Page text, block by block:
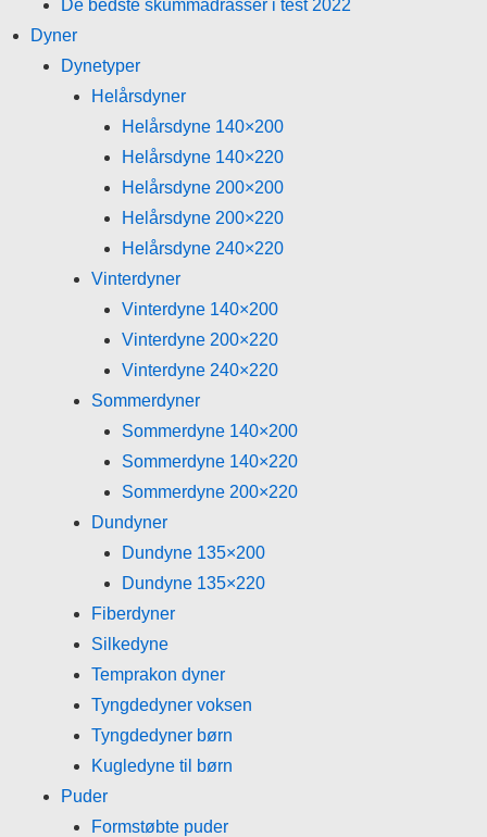
De bedste skummadrasser i test 2022
Dyner
Dynetyper
Helårsdyner
Helårsdyne 140×200
Helårsdyne 140×220
Helårsdyne 200×200
Helårsdyne 200×220
Helårsdyne 240×220
Vinterdyner
Vinterdyne 140×200
Vinterdyne 200×220
Vinterdyne 240×220
Sommerdyner
Sommerdyne 140×200
Sommerdyne 140×220
Sommerdyne 200×220
Dundyner
Dundyne 135×200
Dundyne 135×220
Fiberdyner
Silkedyne
Temprakon dyner
Tyngdedyner voksen
Tyngdedyner børn
Kugledyne til børn
Puder
Formstøbte puder